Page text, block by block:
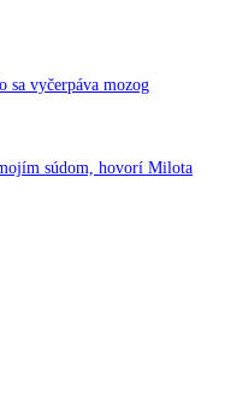
sa vyčerpáva mozog
súdom, hovorí Milota